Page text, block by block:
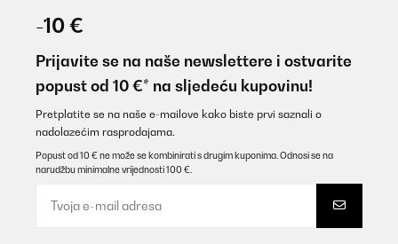
-10 €
Prijavite se na naše newslettere i ostvarite
popust od 10 €* na sljedeću kupovinu!
Pretplatite se na naše e-mailove kako biste prvi saznali o
nadolazećim rasprodajama.
Popust od 10 € ne može se kombinirati s drugim kuponima. Odnosi se na
narudžbu minimalne vrijednosti 100 €.